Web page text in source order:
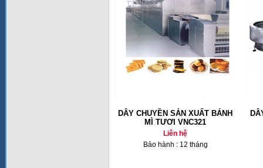
DÂY CHUYỀN SẢN XUẤT BÁNH
MÌ TƯƠI VNC321
Liên hệ
Bảo hành : 12 tháng